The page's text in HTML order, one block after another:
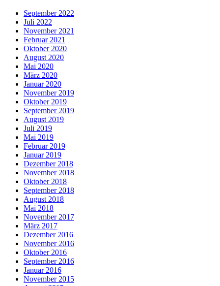
September 2022
Juli 2022
November 2021
Februar 2021
Oktober 2020
August 2020
Mai 2020
März 2020
Januar 2020
November 2019
Oktober 2019
September 2019
August 2019
Juli 2019
Mai 2019
Februar 2019
Januar 2019
Dezember 2018
November 2018
Oktober 2018
September 2018
August 2018
Mai 2018
November 2017
März 2017
Dezember 2016
November 2016
Oktober 2016
September 2016
Januar 2016
November 2015